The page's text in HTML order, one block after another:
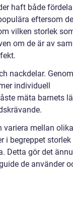
haft både
eftersom
vilken storlek
om de är av
nackdelar.
individuell
mäta barnets
variera mellan olika
i begreppet storlek
Detta gör det ännu
de använder